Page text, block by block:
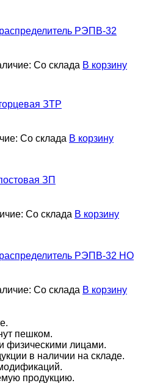
РЭПВ-32
Со склада В корзину
ЗТР
Со склада В корзину
ЗП
Со склада В корзину
РЭПВ-32 НО
Со склада В корзину
пешком.
физическими лицами.
в наличии на складе.
продукцию.